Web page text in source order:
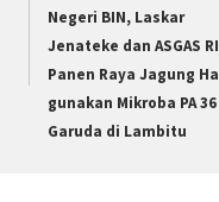
Negeri BIN, Laskar
Jenateke dan ASGAS RI
Panen Raya Jagung
gunakan Mikroba PA 36
Garuda di Lambitu